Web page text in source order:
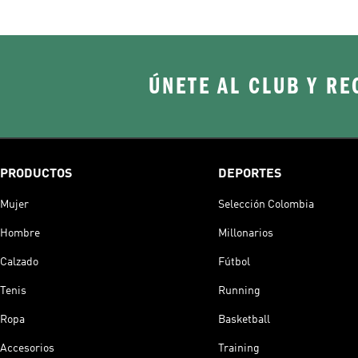
ÚNETE AL CLUB Y
PRODUCTOS
Mujer
Hombre
Calzado
Tenis
Ropa
Accesorios
DEPORTES
Selección Colombia
Millonarios
Fútbol
Running
Basketball
Training